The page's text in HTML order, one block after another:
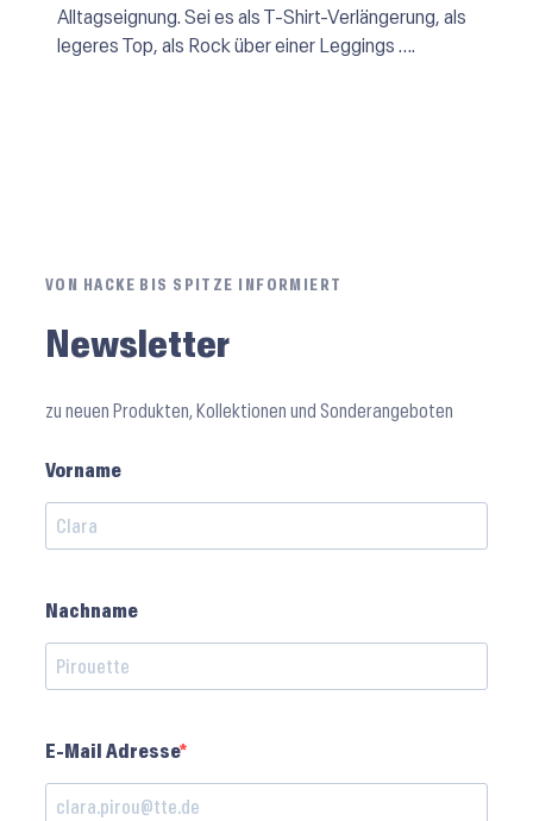
Alltagseignung. Sei es als T-Shirt-Verlängerung, als
legeres Top, als Rock über einer Leggings ….
VON HACKE BIS SPITZE INFORMIERT
Newsletter
zu neuen Produkten, Kollektionen und Sonderangeboten
Vorname
Nachname
E-Mail Adresse